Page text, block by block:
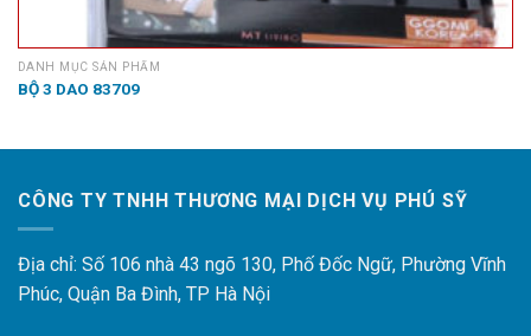
DANH MỤC SẢN PHẨM
BỘ 3 DAO 83709
CÔNG TY TNHH THƯƠNG MẠI DỊCH VỤ PHÚ SỸ
Địa chỉ: Số 106 nhà 43 ngõ 130, Phố Đốc Ngữ, Phường Vĩnh
Phúc, Quận Ba Đình, TP Hà Nội